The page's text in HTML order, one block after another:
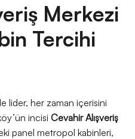
Merkezi
Tercihi
lider, her zaman içerisini
incisi Cevahir Alışveriş
panel metropol kabinleri,